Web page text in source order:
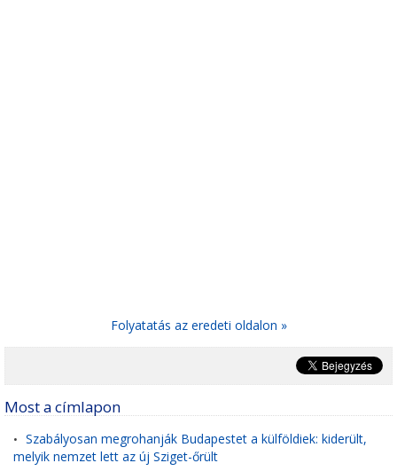
Folyatatás az eredeti oldalon »
Most a címlapon
• Szabályosan megrohanják Budapestet a külföldiek: kiderült,
melyik nemzet lett az új Sziget-őrült